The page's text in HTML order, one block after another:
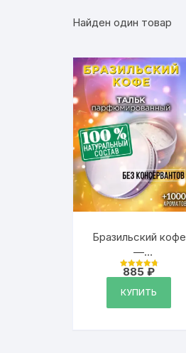
Найден один товар
Бразильский кофе
—
ароматизированный
тальк для тела
Оценка
885 ₽
КУПИТЬ